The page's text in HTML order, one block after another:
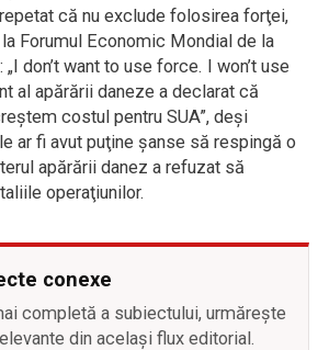
că nu exclude folosirea forţei,
Forumul Economic Mondial de la
don’t want to use force. I won’t use
al apărării daneze a declarat că
costul pentru SUA”, deşi
ar fi avut puţine şanse să respingă o
apărării danez a refuzat să
operaţiunilor.
conexe
completă a subiectului, urmărește
din același flux editorial.